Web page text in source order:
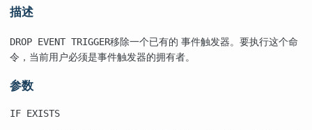
描述
DROP EVENT TRIGGER移除一个已有的 事件触发器。要执行这个命
令，当前用户必须是事件触发器的拥有者。
参数
IF EXISTS